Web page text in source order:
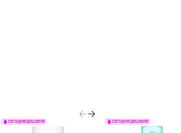
СЕГОДНЯ ДЕШЕВЛЕ СЕГОДНЯ ДЕШЕВЛЕ